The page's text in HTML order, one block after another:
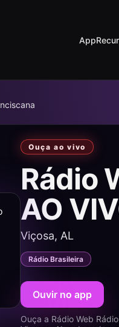
App
Ouça ao vivo
Rádio
AO
Viçosa, AL
Rádio Brasileira
Ouvir no app
Ouça a Rádio Web